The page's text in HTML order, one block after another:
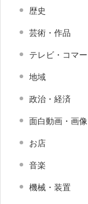
歴史
芸術・作品
テレビ・コマ
地域
政治・経済
面白動画・画像
お店
音楽
機械・装置